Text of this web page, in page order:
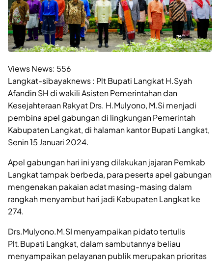
Views News: 556
Langkat-sibayaknews : Plt Bupati Langkat H.Syah
Afandin SH di wakili Asisten Pemerintahan dan
Kesejahteraan Rakyat Drs. H.Mulyono, M.Si menjadi
pembina apel gabungan di lingkungan Pemerintah
Kabupaten Langkat, di halaman kantor Bupati Langkat,
Senin 15 Januari 2024.
Apel gabungan hari ini yang dilakukan jajaran Pemkab
Langkat tampak berbeda, para peserta apel gabungan
mengenakan pakaian adat masing-masing dalam
rangkah menyambut hari jadi Kabupaten Langkat ke
274.
Drs.Mulyono.M.SI menyampaikan pidato tertulis
Plt.Bupati Langkat, dalam sambutannya beliau
menyampaikan pelayanan publik merupakan prioritas